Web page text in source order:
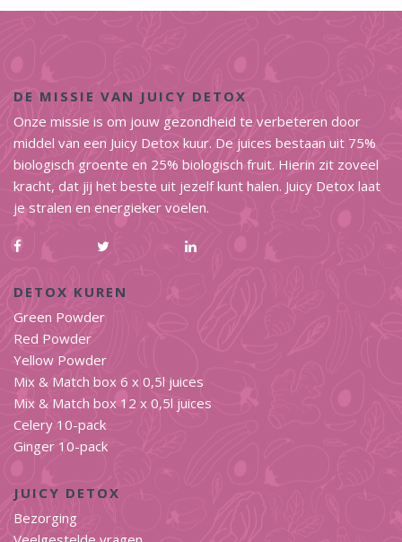
DE MISSIE VAN JUICY DETOX
Onze missie is om jouw gezondheid te verbeteren door
middel van een Juicy Detox kuur. De juices bestaan uit 75%
biologisch groente en 25% biologisch fruit. Hierin zit zoveel
kracht, dat jij het beste uit jezelf kunt halen. Juicy Detox laat
je stralen en energieker voelen.
DETOX KUREN
Green Powder
Red Powder
Yellow Powder
Mix & Match box 6 x 0,5l juices
Mix & Match box 12 x 0,5l juices
Celery 10-pack
Ginger 10-pack
JUICY DETOX
Bezorging